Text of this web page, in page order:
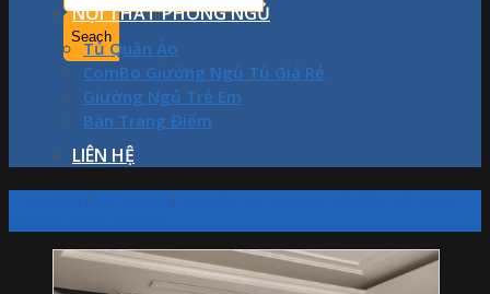
NỘI THẤT PHÒNG NGỦ
Tủ Quần Áo
ComBo Giường Ngủ Tủ Giá Rẻ
Giường Ngủ Trẻ Em
Bàn Trang Điểm
LIÊN HỆ
/ /